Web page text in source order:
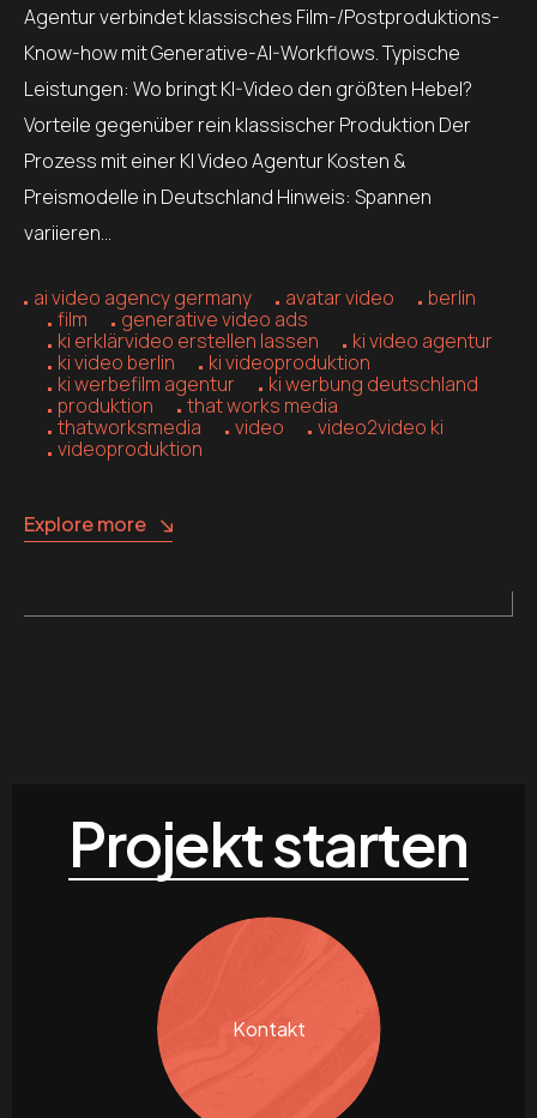
Agentur verbindet klassisches Film-/Postproduktions-
Know-how mit Generative-AI-Workflows. Typische
Leistungen: Wo bringt KI-Video den größten Hebel?
Vorteile gegenüber rein klassischer Produktion Der
Prozess mit einer KI Video Agentur Kosten &
Preismodelle in Deutschland Hinweis: Spannen
variieren…
ai video agency germany avatar video
berlin
film
generative video ads
ki erklärvideo erstellen lassen
ki video agentur
ki video berlin
ki videoproduktion
ki werbefilm agentur
ki werbung deutschland
produktion
that works media
thatworksmedia
video
video2video ki
videoproduktion
Explore more
Projekt starten
Kontakt